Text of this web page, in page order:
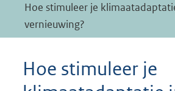
Hoe stimuleer je
vernieuwing?
Hoe stimuleer je